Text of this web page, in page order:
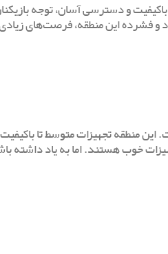
و دسترسی آسان، توجه
فشرده این منطقه، فرصت‌های
منطقه تجهیزات متوسط تا
خوب هستند. اما به یاد داشته